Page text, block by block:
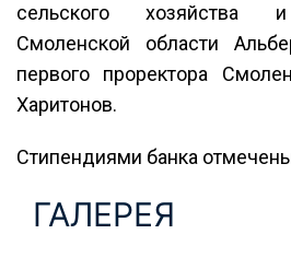
сельского хозяйства и
Смоленской области
первого проректора
Харитонов.
Стипендиями банка
ГАЛЕРЕЯ